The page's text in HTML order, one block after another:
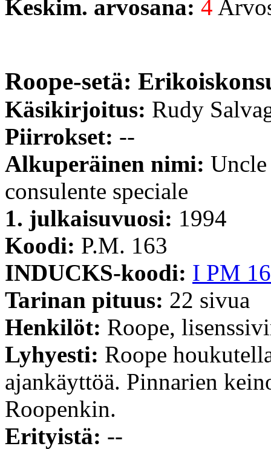
Keskim. arvosana: 4
Roope-setä:
Käsikirjoitus: Rudy
Piirrokset: --
Alkuperäinen nimi:
consulente speciale
1. julkaisuvuosi: 1994
Koodi: P.M. 163
INDUCKS-koodi: I PM
Tarinan pituus: 22 sivua
Henkilöt: Roope,
Lyhyesti: Roope
ajankäyttöä. Pinnarien
Roopenkin.
Erityistä: --